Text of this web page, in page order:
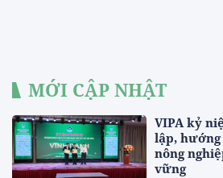
MỚI CẬP NHẬT
VIPA kỷ
lập,
nông
vững